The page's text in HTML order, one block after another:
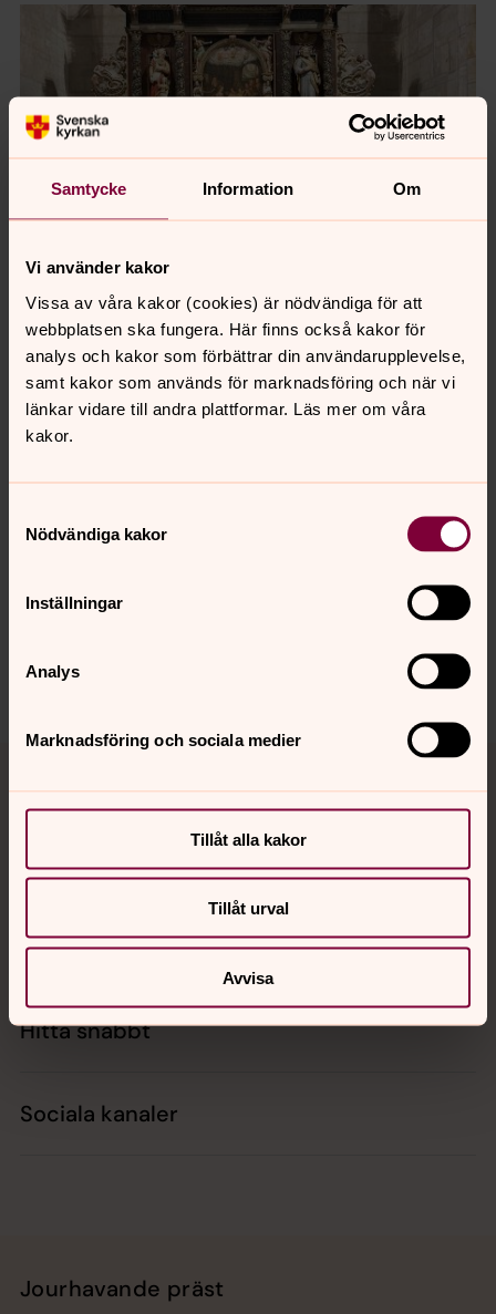
Samtycke Information Om
Vi använder kakor
Vissa av våra kakor (cookies) är nödvändiga för att
webbplatsen ska fungera. Här finns också kakor för
analys och kakor som förbättrar din användarupplevelse,
samt kakor som används för marknadsföring och när vi
länkar vidare till andra plattformar. Läs mer om våra
kakor.
Nödvändiga kakor
Inställningar
Analys
Marknadsföring och sociala medier
Tillåt alla kakor
Tillåt urval
Avvisa
Foto: Josefin Roos /Ikon
Synpunkter eller frågor på sidans
info@svenskakyrkan.se
Tillbaka till toppen
Tillbaka till innehållet
Kontakt
Kalender
Hitta snabbt
Sociala kanaler
Jourhavande präst